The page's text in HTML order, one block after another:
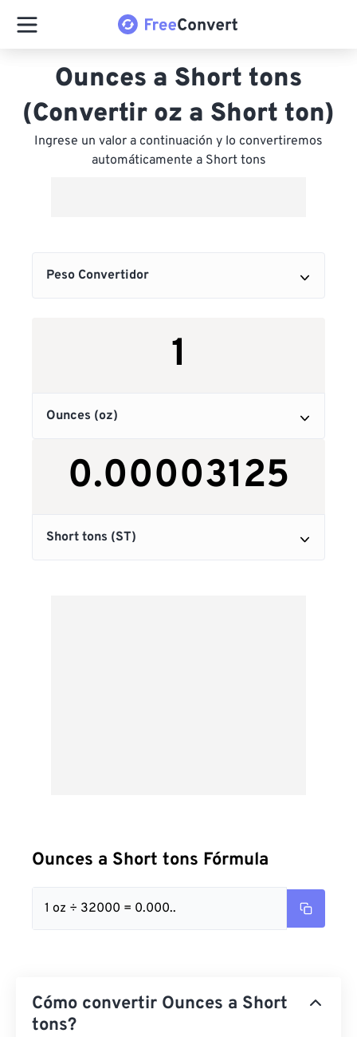
Ounces a Short tons
(Convertir oz a Short ton)
Ingrese un valor a continuación y lo convertiremos
automáticamente a Short tons
Ounces a Short tons Fórmula
1 oz ÷ 32000 = 0.000..
Cómo convertir Ounces a Short
tons?